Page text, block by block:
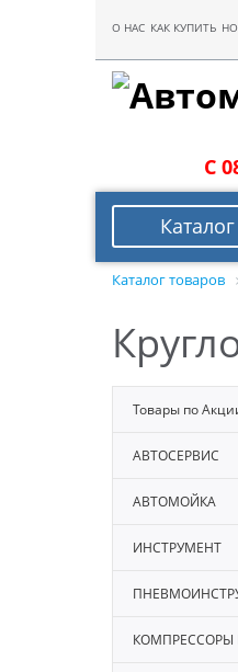
О НАС КАК КУПИТЬ
С
Каталог товаров
Товары по
АВТОСЕРВИС
АВТОМОЙКА
ИНСТРУМЕНТ